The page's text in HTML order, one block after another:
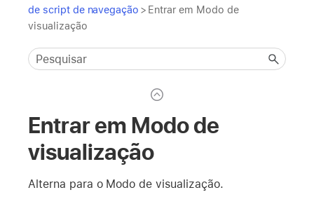
de script de navegação > Entrar em Modo de
visualização
Entrar em Modo de
visualização
Alterna para o Modo de visualização.